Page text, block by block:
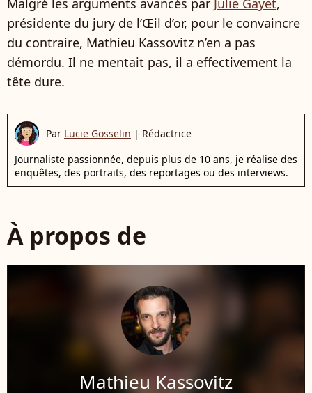
Malgré les arguments avancés par Julie Gayet,
présidente du jury de l’Œil d’or, pour le convaincre
du contraire, Mathieu Kassovitz n’en a pas
démordu. Il ne mentait pas, il a effectivement la
tête dure.
Par Lucie Gosselin | Rédactrice
Journaliste passionnée, depuis plus de 10 ans, je réalise des
enquêtes, des portraits, des reportages ou des interviews.
À propos de
Mathieu Kassovitz